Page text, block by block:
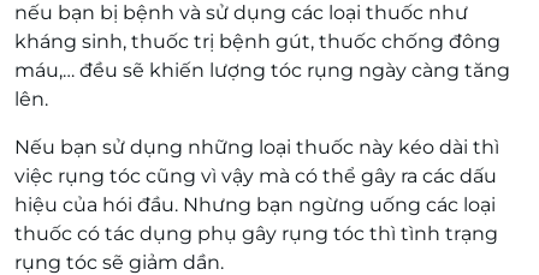
nếu bạn bị bệnh và sử dụng các loại thuốc như
kháng sinh, thuốc trị bệnh gút, thuốc chống đông
máu,… đều sẽ khiến lượng tóc rụng ngày càng tăng
lên.
Nếu bạn sử dụng những loại thuốc này kéo dài thì
việc rụng tóc cũng vì vậy mà có thể gây ra các dấu
hiệu của hói đầu. Nhưng bạn ngừng uống các loại
thuốc có tác dụng phụ gây rụng tóc thì tình trạng
rụng tóc sẽ giảm dần.